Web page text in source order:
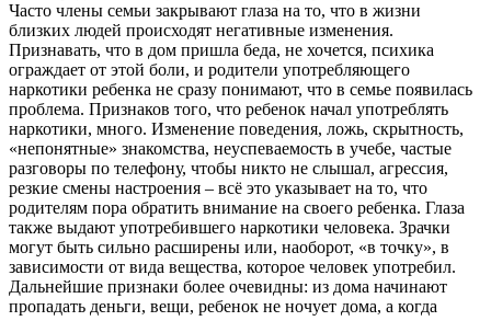
Часто члены семьи закрывают глаза на то, что в жизни
близких людей происходят негативные изменения.
Признавать, что в дом пришла беда, не хочется, психика
ограждает от этой боли, и родители употребляющего
наркотики ребенка не сразу понимают, что в семье появилась
проблема. Признаков того, что ребенок начал употреблять
наркотики, много. Изменение поведения, ложь, скрытность,
«непонятные» знакомства, неуспеваемость в учебе, частые
разговоры по телефону, чтобы никто не слышал, агрессия,
резкие смены настроения – всё это указывает на то, что
родителям пора обратить внимание на своего ребенка. Глаза
также выдают употребившего наркотики человека. Зрачки
могут быть сильно расширены или, наоборот, «в точку», в
зависимости от вида вещества, которое человек употребил.
Дальнейшие признаки более очевидны: из дома начинают
пропадать деньги, вещи, ребенок не ночует дома, а когда